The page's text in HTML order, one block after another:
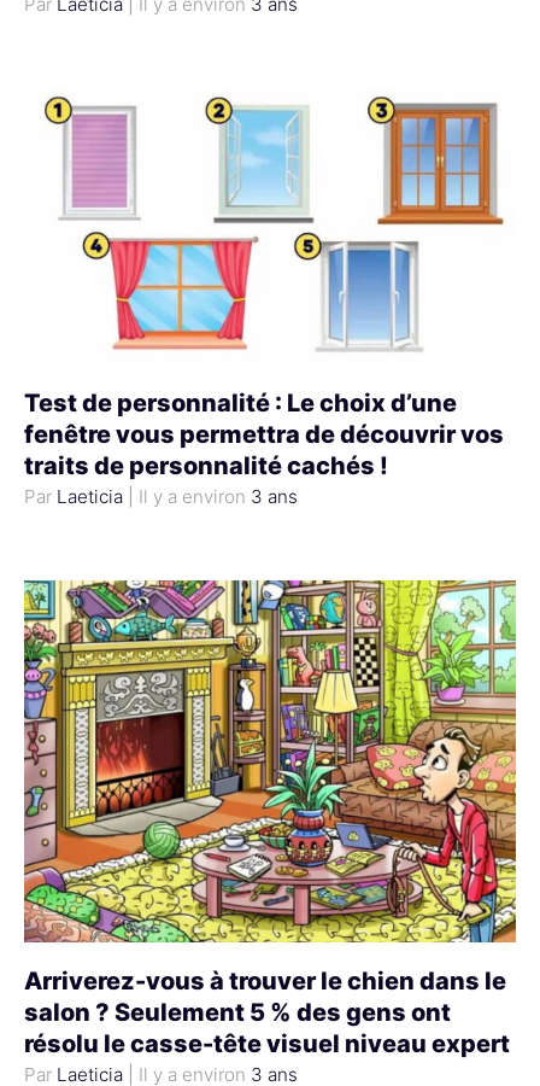
Test de personnalité : Le choix d’une
fenêtre vous permettra de découvrir vos
traits de personnalité cachés !
Laeticia 3 ans
Arriverez-vous à trouver le chien dans le
salon ? Seulement 5 % des gens ont
résolu le casse-tête visuel niveau expert
Laeticia 3 ans